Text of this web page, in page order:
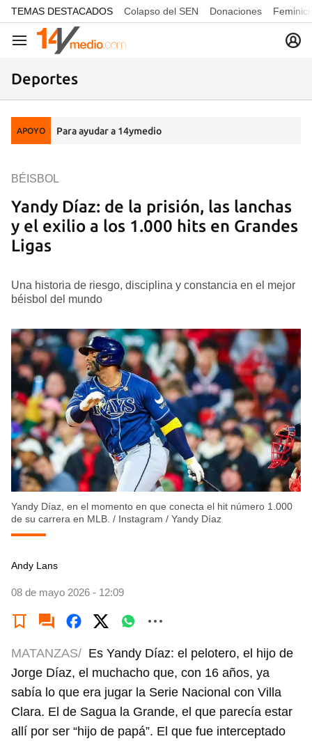
common.go-to-content
TEMAS DESTACADOS Colapso del SEN Donaciones
Navegación
Deportes
APOYO Para ayudar a 14ymedio
Yandy Díaz: de la prisión, las lanchas
y el exilio a los 1.000 hits en Grandes
Ligas
BÉISBOL
Una historia de riesgo, disciplina y constancia en el mejor
béisbol del mundo
Yandy Díaz, en el momento en que conecta el hit número 1.000
de su carrera en MLB. / Instagram / Yandy Díaz
Andy Lans
08 de mayo 2026 - 12:09
MATANZAS/ Es Yandy Díaz: el pelotero, el hijo de
Jorge Díaz, el muchacho que, con 16 años, ya
sabía lo que era jugar la Serie Nacional con Villa
Clara. El de Sagua la Grande, el que parecía estar
allí por ser “hijo de papá”. El que fue interceptado